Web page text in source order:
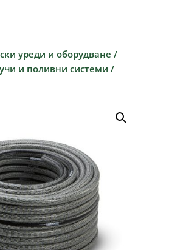
уреди и оборудване /
и поливни системи /